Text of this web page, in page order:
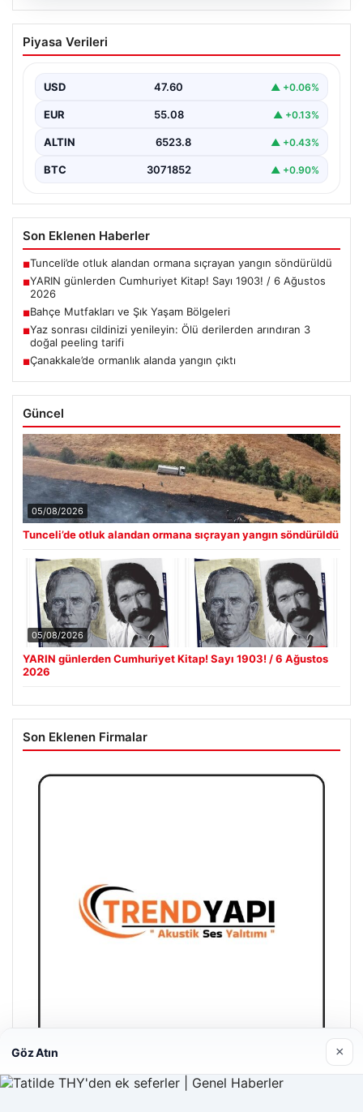
03.08.2026
Çanakkale’de ormanlık alanda yangın
çıktı
Piyasa Verileri
USD 47.60 ▲ +0.06%
EUR 55.08 ▲ +0.13%
ALTIN 6523.8 ▲ +0.43%
BTC 3071852 ▲ +0.90%
Son Eklenen Haberler
■Tunceli’de otluk alandan ormana sıçrayan yangın söndürüldü
■YARIN günlerden Cumhuriyet Kitap! Sayı 1903! / 6 Ağustos
2026
■Bahçe Mutfakları ve Şık Yaşam Bölgeleri
■Yaz sonrası cildinizi yenileyin: Ölü derilerden arındıran 3
doğal peeling tarifi
■Çanakkale’de ormanlık alanda yangın çıktı
Güncel
05/08/2026
Tunceli’de otluk alandan ormana sıçrayan yangın söndürüldü
05/08/2026
YARIN günlerden Cumhuriyet Kitap! Sayı 1903! / 6 Ağustos
2026
Son Eklenen Firmalar
Trend Yapı Akustik
Göz Atın ×